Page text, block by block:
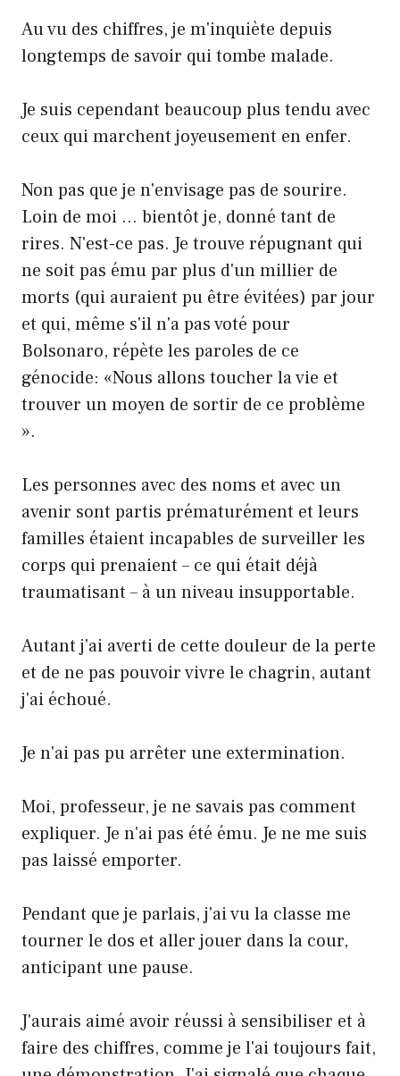
Au vu des chiffres, je m'inquiète depuis
longtemps de savoir qui tombe malade.
Je suis cependant beaucoup plus tendu avec
ceux qui marchent joyeusement en enfer.
Non pas que je n'envisage pas de sourire.
Loin de moi … bientôt je, donné tant de
rires. N'est-ce pas. Je trouve répugnant qui
ne soit pas ému par plus d'un millier de
morts (qui auraient pu être évitées) par jour
et qui, même s'il n'a pas voté pour
Bolsonaro, répète les paroles de ce
génocide: «Nous allons toucher la vie et
trouver un moyen de sortir de ce problème
».
Les personnes avec des noms et avec un
avenir sont partis prématurément et leurs
familles étaient incapables de surveiller les
corps qui prenaient – ce qui était déjà
traumatisant – à un niveau insupportable.
Autant j'ai averti de cette douleur de la perte
et de ne pas pouvoir vivre le chagrin, autant
j'ai échoué.
Je n'ai pas pu arrêter une extermination.
Moi, professeur, je ne savais pas comment
expliquer. Je n'ai pas été ému. Je ne me suis
pas laissé emporter.
Pendant que je parlais, j'ai vu la classe me
tourner le dos et aller jouer dans la cour,
anticipant une pause.
J'aurais aimé avoir réussi à sensibiliser et à
faire des chiffres, comme je l'ai toujours fait,